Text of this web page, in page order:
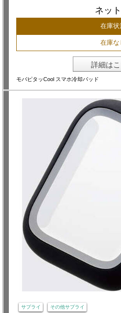
ネッ
在庫状
在庫な
詳細は
モバピタッCool スマホ冷却パッド
サプライ その他サプライ